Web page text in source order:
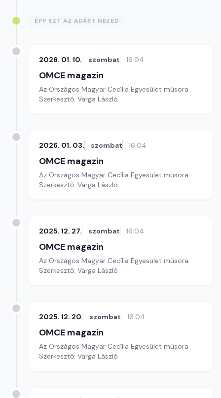
ÉPP EZT AZ ADÁST NÉZED
2026. 01. 10. szombat 16:04
OMCE magazin
Az Országos Magyar Cecília Egyesület műsora
Szerkesztő: Varga László
2026. 01. 03. szombat 16:04
OMCE magazin
Az Országos Magyar Cecília Egyesület műsora
Szerkesztő: Varga László
2025. 12. 27. szombat 16:04
OMCE magazin
Az Országos Magyar Cecília Egyesület műsora
Szerkesztő: Varga László
2025. 12. 20. szombat 16:04
OMCE magazin
Az Országos Magyar Cecília Egyesület műsora
Szerkesztő: Varga László